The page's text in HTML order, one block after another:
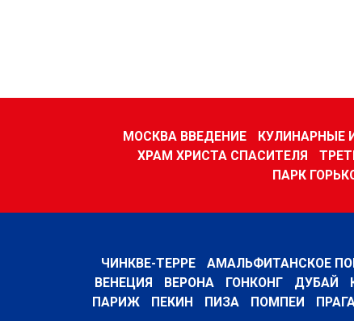
МОСКВА ВВЕДЕНИЕ КУЛИНАРНЫЕ
ХРАМ ХРИСТА СПАСИТЕЛЯ
ПАРК
ЧИНКВЕ-ТЕРРЕ АМАЛЬФИТАНСКОЕ
ВЕНЕЦИЯ
ВЕРОНА ГОНКОНГ ДУБАЙ
ПАРИЖ
ПЕКИН ПИЗА ПОМПЕИ ПРАГА